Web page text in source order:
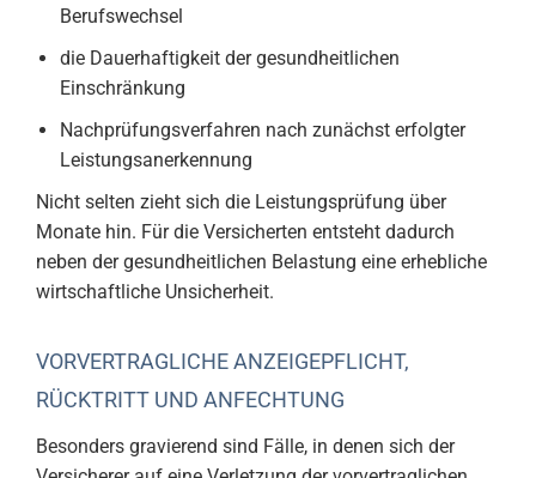
Berufswechsel
die Dauerhaftigkeit der gesundheitlichen
Einschränkung
Nachprüfungsverfahren nach zunächst erfolgter
Leistungsanerkennung
Nicht selten zieht sich die Leistungsprüfung über
Monate hin. Für die Versicherten entsteht dadurch
neben der gesundheitlichen Belastung eine erhebliche
wirtschaftliche Unsicherheit.
VORVERTRAGLICHE ANZEIGEPFLICHT,
RÜCKTRITT UND ANFECHTUNG
Besonders gravierend sind Fälle, in denen sich der